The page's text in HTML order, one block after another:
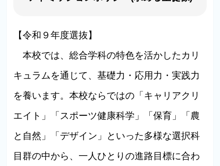
【令和９年度選抜】
本校では、総合学科の特色を活かしたカリ
キュラムを通じて、基礎力・応用力・実践力
を養います。本校ならではの「キャリアクリ
エイト」「スポーツ健康科学」「保育」「農
と自然」「デザイン」といった多様な選択科
目群の中から、一人ひとりの進路目標に合わ